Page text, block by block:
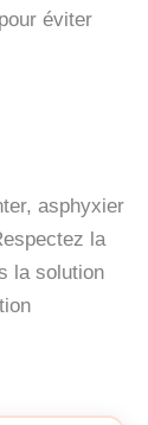
éviter
asphyxier
la
la solution